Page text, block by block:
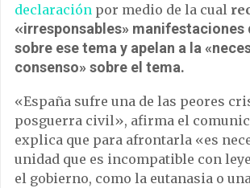
declaración por medio de la cual
«irresponsables» manifestaciones
sobre ese tema y apelan a la «n
consenso» sobre el tema.
«España sufre una de las peores
posguerra civil», afirma el
explica que para afrontarla «es
unidad que es incompatible con
el gobierno, como la eutanasia o